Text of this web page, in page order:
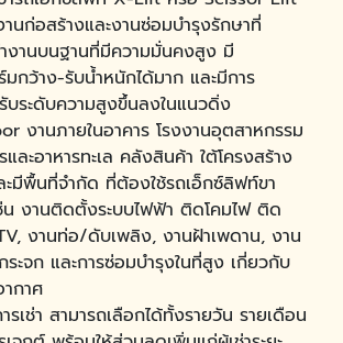
านก่อสร้างและงานซ่อมบำรุงรักษาที่
งานบนฐานที่มีความมั่นคงสูง มี
กว้าง-รับน้ำหนักได้มาก และมีการ
บระดับความสูงขึ้นลงในแนวดิ่ง
งานภายในอาคาร โรงงานอุตสาหกรรม
ละอาหารทะเล คลังสินค้า ใต้โครงสร้าง
มีพื้นที่จำกัด ที่ต้องใช้รถเอ็กซ์ลิฟท์ขา
น งานติดตั้งระบบไฟฟ้า ติดโคมไฟ ติด
งานท่อ/ดับเพลิง, งานฝ้าเพดาน, งาน
ระจก และการซ่อมบำรุงในที่สูง เกี่ยวกับ
กาศ
ารเช่า สามารถเลือกได้ทั้งรายวัน รายเดือน